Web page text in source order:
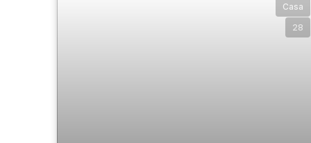
Casa
28